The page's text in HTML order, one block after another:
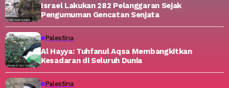
Israel Lakukan 282 Pelanggaran Sejak
Pengumuman Gencatan Senjata
Palestina
Al Hayya: Tuhfanul Aqsa Membangkitkan
Kesadaran di Seluruh Dunia
Palestina